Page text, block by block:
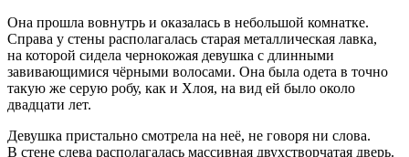
Она прошла вовнутрь и оказалась в небольшой комнатке.
Справа у стены располагалась старая металлическая лавка,
на которой сидела чернокожая девушка с длинными
завивающимися чёрными волосами. Она была одета в точно
такую же серую робу, как и Хлоя, на вид ей было около
двадцати лет.
Девушка пристально смотрела на неё, не говоря ни слова.
В стене слева располагалась массивная двухстворчатая дверь.